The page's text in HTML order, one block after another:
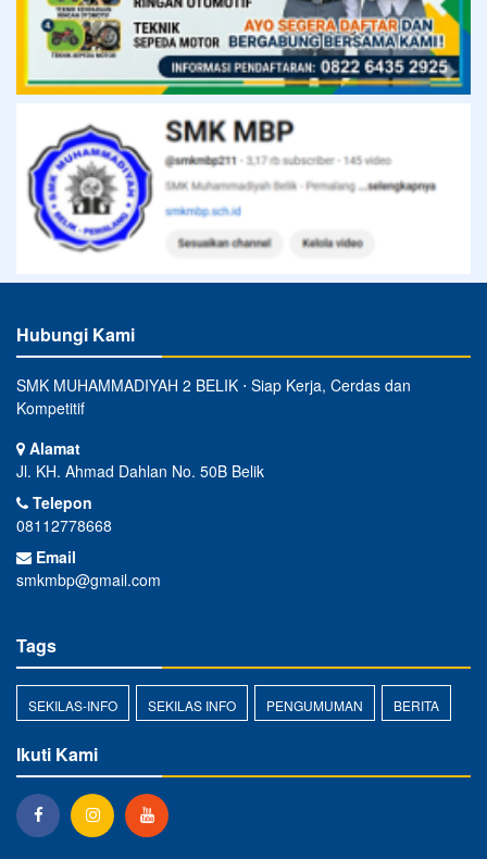
Hubungi Kami
SMK MUHAMMADIYAH 2 BELIK ⋅ Siap Kerja, Cerdas dan
Kompetitif
Alamat
Jl. KH. Ahmad Dahlan No. 50B Belik
Telepon
08112778668
Email
smkmbp@gmail.com
Tags
SEKILAS-INFO SEKILAS INFO PENGUMUMAN BERITA
Ikuti Kami